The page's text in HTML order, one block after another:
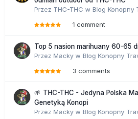
Przez THC-THC w Blog Konopny
1 comment
Top 5 nasion marihuany 60-65
Przez Macky w Blog Konopny
3 comments
🌱 THC-THC - Jedyna Polska
Genetyką Konopi
Przez Macky w Blog Konopny